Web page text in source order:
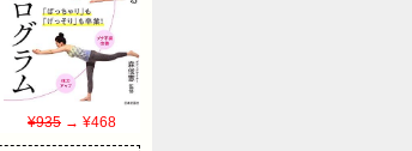
¥935→ ¥468